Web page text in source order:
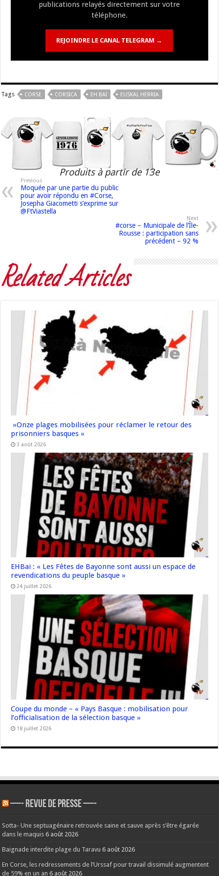
publications relayés directement sur votre
téléphone.
REJOINDRE LE CANAL TELEGRAM →
Tags CORSE CORSICA EH BAI EUSKAL HERRIA
Produits à partir de 13e
Previous
Moquée par une partie du public
pour avoir répondu en #Corse,
Josepha Giacometti s’exprime sur
@FtViastella
Next
#corse – Municipale de l’Île-
Rousse : participation sans
précédent – 92 %
Related Articles
»Onze plages mobilisées pour réclamer le retour des
prisonniers basques »
3 août 2026
EHBai : « Les Fêtes de Bayonne sont aussi un espace de
revendications du peuple basque »
24 juillet 2026
Coupe du monde – « Pays Basque : mobilisation pour
l’officialisation de la sélection basque »
18 juillet 2026
—- REVUE DE PRESSE —-
Sotta- Une septuagénaire retrouvée saine et sauve après s’être égarée
dans le maquis 6 août 2026
Baignade interdite plage du Taravu 6 août 2026
En Corse, les redressements de l’Urssaf pour travail dissimulé augmentent
de 59% en un an 6 août 2026